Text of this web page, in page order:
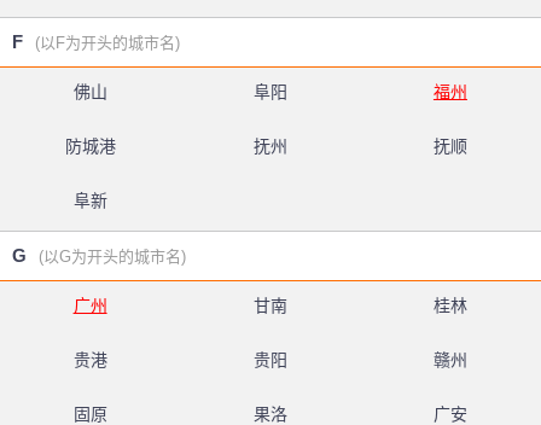
F (以F为开头的城市名)
佛山 阜阳 福州
防城港 抚州 抚顺
阜新
G (以G为开头的城市名)
广州 甘南 桂林
贵港 贵阳 赣州
固原 果洛 广安